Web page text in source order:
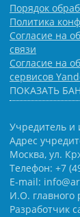
Порядок
Политика
Согласие на
связи
Согласие на
сервисов
ПОКАЗАТЬ
Учредитель
Адрес
Москва, ул.
Телефон: +7
E-mail:
И.О. главного
Разработчик